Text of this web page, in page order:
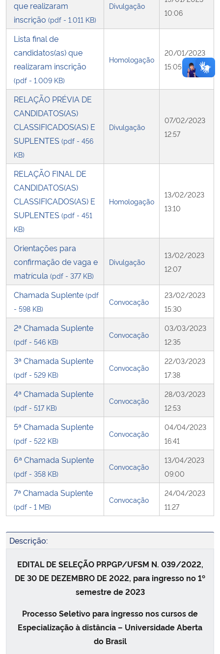
que realizaram
inscrição (pdf - 1.011 KB)
Divulgação
10:06
Lista final de
candidatos(as) que
realizaram inscrição
(pdf - 1.009 KB)
Homologação
20/01/2023
15:05
RELAÇÃO PRÉVIA DE
CANDIDATOS(AS)
CLASSIFICADOS(AS) E
SUPLENTES (pdf - 456
KB)
Divulgação
07/02/2023
12:57
RELAÇÃO FINAL DE
CANDIDATOS(AS)
CLASSIFICADOS(AS) E
SUPLENTES (pdf - 451
KB)
Homologação
13/02/2023
13:10
Orientações para
confirmação de vaga e
matrícula (pdf - 377 KB)
Divulgação
13/02/2023
12:07
Chamada Suplente (pdf
- 598 KB)
Convocação
23/02/2023
15:30
2ª Chamada Suplente
(pdf - 546 KB)
Convocação
03/03/2023
12:35
3ª Chamada Suplente
(pdf - 529 KB)
Convocação
22/03/2023
17:38
4ª Chamada Suplente
(pdf - 517 KB)
Convocação
28/03/2023
12:53
5ª Chamada Suplente
(pdf - 522 KB)
Convocação
04/04/2023
16:41
6ª Chamada Suplente
(pdf - 358 KB)
Convocação
13/04/2023
09:00
7ª Chamada Suplente
(pdf - 1 MB)
Convocação
24/04/2023
11:27
Descrição:
EDITAL DE SELEÇÃO PRPGP/UFSM N. 039/2022,
DE 30 DE DEZEMBRO DE 2022, para ingresso no 1º
semestre de 2023
Processo Seletivo para ingresso nos cursos de
Especialização à distância – Universidade Aberta
do Brasil